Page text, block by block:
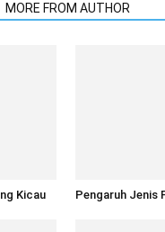
MORE FROM AUTHOR
Kicau Pengaruh Jenis